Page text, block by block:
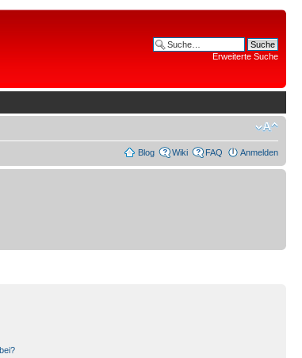
Erweiterte Suche
Blog Wiki FAQ Anmelden